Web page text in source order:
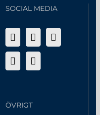
SOCIAL MEDIA
ÖVRIGT